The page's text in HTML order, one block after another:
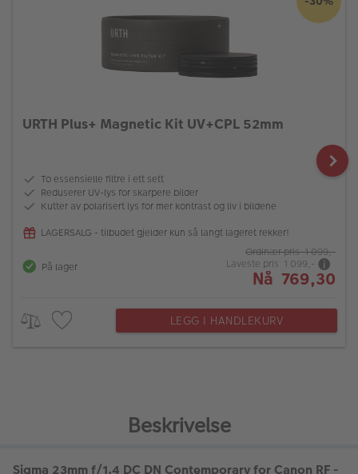
URTH Plus+ Magnetic Kit UV+CPL 52mm
To essensielle filtre i ett sett
Reduserer UV-lys for skarpere bilder
Kutter av polarisert lys for mer kontrast og liv i bildene
LAGERSALG - tilbudet gjelder kun så langt lageret rekker!
På lager
Ordinær pris 1 099,-
Laveste pris 1 099,-
Nå 769,30
LEGG I HANDLEKURV
Beskrivelse
Sigma 23mm f/1.4 DC DN Contemporary for Canon RF -